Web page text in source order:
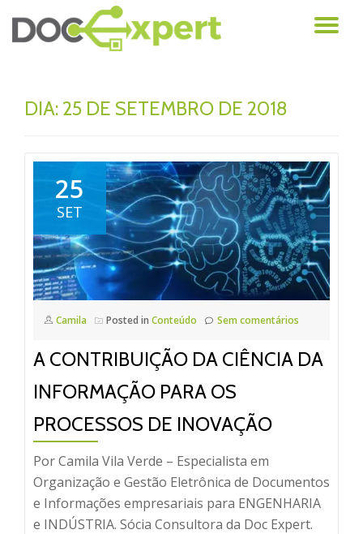
Pular
DIA: 25 DE SETEMBRO DE 2018
25
SET
Camila Posted in Conteúdo Sem comentários
A CONTRIBUIÇÃO DA CIÊNCIA DA
INFORMAÇÃO PARA OS
PROCESSOS DE INOVAÇÃO
Por Camila Vila Verde – Especialista em
Organização e Gestão Eletrônica de Documentos
e Informações empresariais para ENGENHARIA
e INDÚSTRIA. Sócia Consultora da Doc Expert.